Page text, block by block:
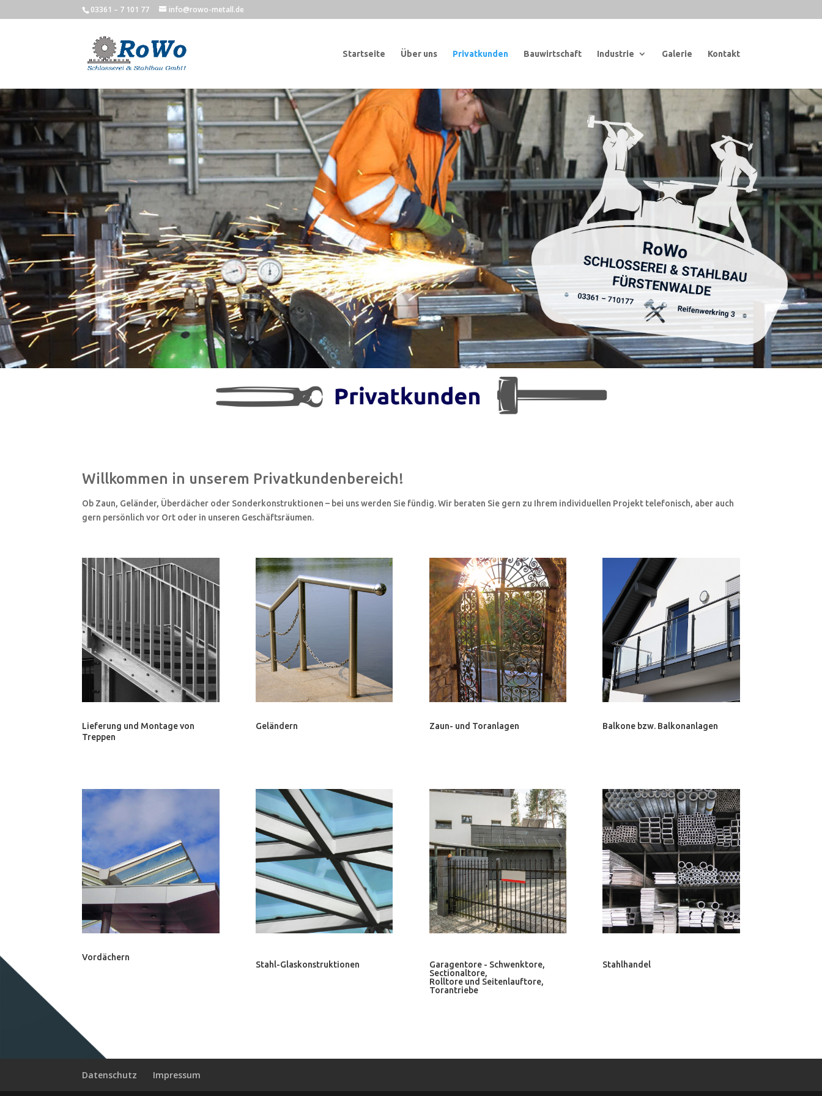
03361 – 7 101 77 info@rowo-metall.de
Startseite Über uns Privatkunden Bauwirtschaft Industrie Galerie Kontakt
Willkommen in unserem Privatkundenbereich!
Ob Zaun, Geländer, Überdächer oder Sonderkonstruktionen – bei uns werden Sie fündig. Wir beraten Sie gern zu Ihrem individuellen Projekt telefonisch, aber auch
gern persönlich vor Ort oder in unseren Geschäftsräumen.
Lieferung und Montage von
Treppen
Geländern Zaun- und Toranlagen Balkone bzw. Balkonanlagen
Vordächern
Stahl-Glaskonstruktionen
Garagentore - Schwenktore,
Sectionaltore,
Rolltore und Seitenlauftore,
Torantriebe
Stahlhandel
Datenschutz Impressum